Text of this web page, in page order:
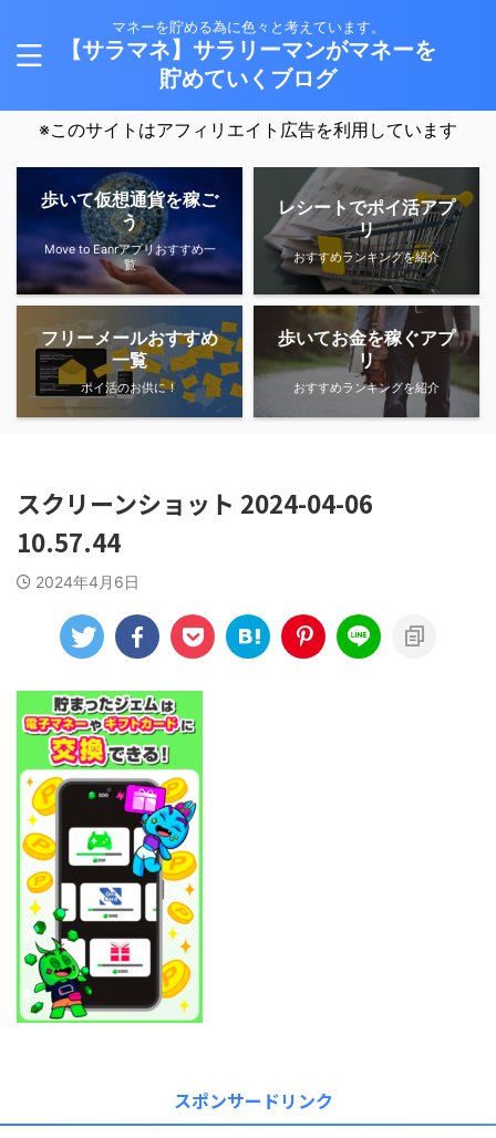
マネーを貯める為に色々と考えています。
【サラマネ】サラリーマンがマネーを
貯めていくブログ
※このサイトはアフィリエイト広告を利用しています
歩いて仮想通貨を稼ご
う
Move to Eanrアプリおすすめ一
覧
レシートでポイ活アプ
リ
おすすめランキングを紹介
フリーメールおすすめ
一覧
ポイ活のお供に！
歩いてお金を稼ぐアプ
リ
おすすめランキングを紹介
スクリーンショット 2024-04-06
10.57.44
2024年4月6日
スポンサードリンク